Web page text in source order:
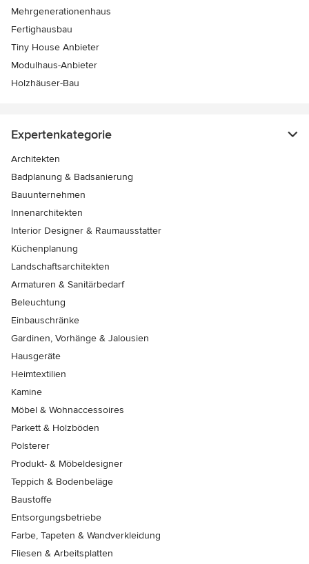
Mehrgenerationenhaus
Fertighausbau
Tiny House Anbieter
Modulhaus-Anbieter
Holzhäuser-Bau
Expertenkategorie
Architekten
Badplanung & Badsanierung
Bauunternehmen
Innenarchitekten
Interior Designer & Raumausstatter
Küchenplanung
Landschaftsarchitekten
Armaturen & Sanitärbedarf
Beleuchtung
Einbauschränke
Gardinen, Vorhänge & Jalousien
Hausgeräte
Heimtextilien
Kamine
Möbel & Wohnaccessoires
Parkett & Holzböden
Polsterer
Produkt- & Möbeldesigner
Teppich & Bodenbeläge
Baustoffe
Entsorgungsbetriebe
Farbe, Tapeten & Wandverkleidung
Fliesen & Arbeitsplatten